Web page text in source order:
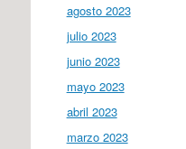
agosto 2023
julio 2023
junio 2023
mayo 2023
abril 2023
marzo 2023